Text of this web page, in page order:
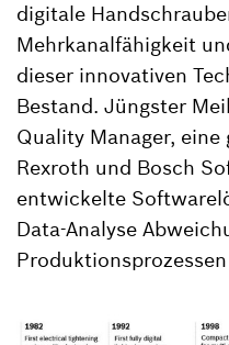
digitale
Mehrkanalfähigkeit
dieser innovativen
Bestand. Jüngster
Quality Manager, eine
Rexroth und Bosch
entwickelte
Data-Analyse